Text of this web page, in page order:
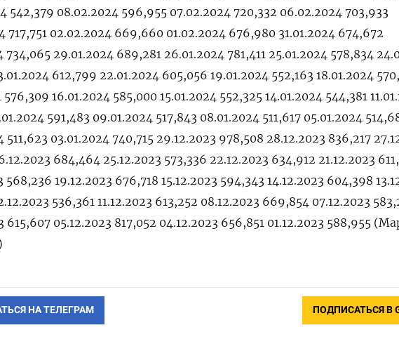
542,379 08.02.2024 596,955 07.02.2024 720,332 06.02.2024 703,933
717,751 02.02.2024 669,660 01.02.2024 676,980 31.01.2024 674,672
734,065 29.01.2024 689,281 26.01.2024 781,411 25.01.2024 578,834
612,799 22.01.2024 605,056 19.01.2024 552,163 18.01.2024
576,309 16.01.2024 585,000 15.01.2024 552,325 14.01.2024 544,381
591,483 09.01.2024 517,843 08.01.2024 511,617 05.01.2024
511,623 03.01.2024 740,715 29.12.2023 978,508 28.12.2023 836,217
684,464 25.12.2023 573,336 22.12.2023 634,912 21.12.2023
568,236 19.12.2023 676,718 15.12.2023 594,343 14.12.2023 604,398
536,361 11.12.2023 613,252 08.12.2023 669,854 07.12.2023
615,607 05.12.2023 817,052 04.12.2023 656,851 01.12.2023 588,955
НА ТЕЛЕГРАМ ПОДПИСАТЬСЯ В